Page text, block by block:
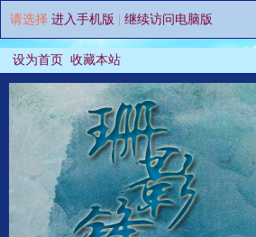
请选择 进入手机版 继续访问电脑版
设为首页 收藏本站